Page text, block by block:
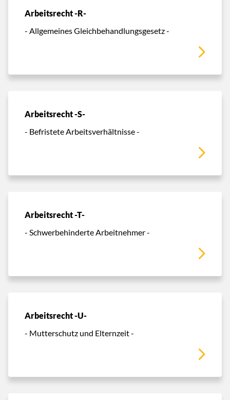
Arbeitsrecht -R-
- Allgemeines Gleichbehandlungsgesetz -
Arbeitsrecht -S-
- Befristete Arbeitsverhältnisse -
Arbeitsrecht -T-
- Schwerbehinderte Arbeitnehmer -
Arbeitsrecht -U-
- Mutterschutz und Elternzeit -